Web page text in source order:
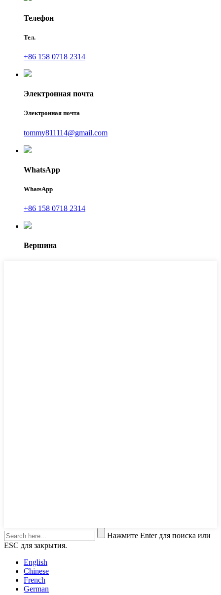
Телефон
Тел.
+86 158 0718 2314
Электронная почта
Электронная почта
tommy811114@gmail.com
WhatsApp
WhatsApp
+86 158 0718 2314
Вершина
Нажмите Enter для поиска или
ESC для закрытия.
English
Chinese
French
German